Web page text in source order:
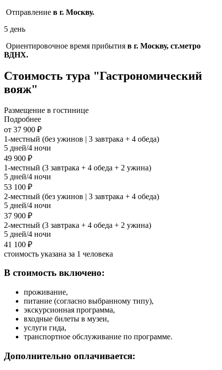
Отправление в г. Москву.
5 день
Ориентировочное время прибытия в г. Москву, ст.метро
ВДНХ.
Стоимость тура "Гастрономический
вояж"
Размещение в гостинице
Подробнее
от 37 900 ₽
1-местный (без ужинов | 3 завтрака + 4 обеда)
5 дней/4 ночи
49 900 ₽
1-местный (3 завтрака + 4 обеда + 2 ужина)
5 дней/4 ночи
53 100 ₽
2-местный (без ужинов | 3 завтрака + 4 обеда)
5 дней/4 ночи
37 900 ₽
2-местный (3 завтрака + 4 обеда + 2 ужина)
5 дней/4 ночи
41 100 ₽
стоимость указана за 1 человека
В стоимость включено:
проживание,
питание (согласно выбранному типу),
экскурсионная программа,
входные билеты в музеи,
услуги гида,
транспортное обслуживание по программе.
Дополнительно оплачивается: